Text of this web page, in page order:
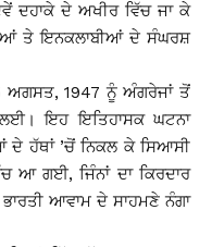
ਦਹਾਕੇ ਦੇ ਅਖੀਰ ਵਿੱਚ ਜਾ ਕੇ
ਤੇ ਇਨਕਲਾਬੀਆਂ ਦੇ ਸੰਘਰਸ਼
ਅਗਸਤ, 1947 ਨੂੰ ਅੰਗਰੇਜਾਂ ਤੋਂ
ਇਹ ਇਤਿਹਾਸਕ ਘਟਨਾ
ਦੇ ਹੱਥਾਂ ’ਚੋਂ ਨਿਕਲ ਕੇ ਸਿਆਸੀ
ਆ ਗਈ, ਜਿੰਨਾਂ ਦਾ ਕਿਰਦਾਰ
ਆਵਾਮ ਦੇ ਸਾਹਮਣੇ ਨੰਗਾ